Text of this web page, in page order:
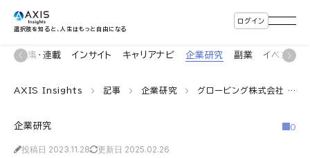
選択肢を知ると、人生はもっと自由になる
ログイン
特集・連載 インサイト キャリアナビ 企業研究 副業 イベント
AXIS Insights 記事 企業研究 グロービング株式会社 インタビュー／“日本発”戦略系ファームとして、コンサルサービスを「再定義」する
企業研究
投稿日 2023.11.28 更新日 2025.02.26
0